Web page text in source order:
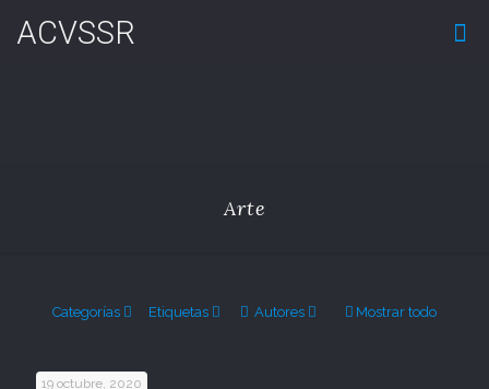
ACVSSR
Arte
Categorías Etiquetas Autores Mostrar todo
19 octubre, 2020